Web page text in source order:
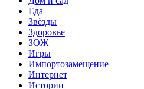
Еда
Звёзды
Здоровье
ЗОЖ
Игры
Импортозамещение
Интернет
Истории